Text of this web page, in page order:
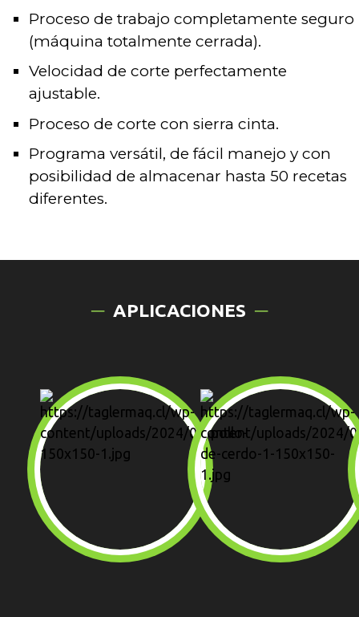
Proceso de trabajo completamente seguro
(máquina totalmente cerrada).
Velocidad de corte perfectamente
ajustable.
Proceso de corte con sierra cinta.
Programa versátil, de fácil manejo y con
posibilidad de almacenar hasta 50 recetas
diferentes.
APLICACIONES